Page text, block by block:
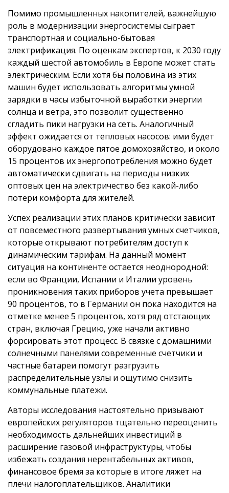
Помимо промышленных накопителей, важнейшую
роль в модернизации энергосистемы сыграет
транспортная и социально-бытовая
электрификация. По оценкам экспертов, к 2030 году
каждый шестой автомобиль в Европе может стать
электрическим. Если хотя бы половина из этих
машин будет использовать алгоритмы умной
зарядки в часы избыточной выработки энергии
солнца и ветра, это позволит существенно
сгладить пики нагрузки на сеть. Аналогичный
эффект ожидается от тепловых насосов: ими будет
оборудовано каждое пятое домохозяйство, и около
15 процентов их энергопотребления можно будет
автоматически сдвигать на периоды низких
оптовых цен на электричество без какой-либо
потери комфорта для жителей.
Успех реализации этих планов критически зависит
от повсеместного развертывания умных счетчиков,
которые открывают потребителям доступ к
динамическим тарифам. На данный момент
ситуация на континенте остается неоднородной:
если во Франции, Испании и Италии уровень
проникновения таких приборов учета превышает
90 процентов, то в Германии он пока находится на
отметке менее 5 процентов, хотя ряд отстающих
стран, включая Грецию, уже начали активно
форсировать этот процесс. В связке с домашними
солнечными панелями современные счетчики и
частные батареи помогут разгрузить
распределительные узлы и ощутимо снизить
коммунальные платежи.
Авторы исследования настоятельно призывают
европейских регуляторов тщательно переоценить
необходимость дальнейших инвестиций в
расширение газовой инфраструктуры, чтобы
избежать создания нерентабельных активов,
финансовое бремя за которые в итоге ляжет на
плечи налогоплательщиков. Аналитики